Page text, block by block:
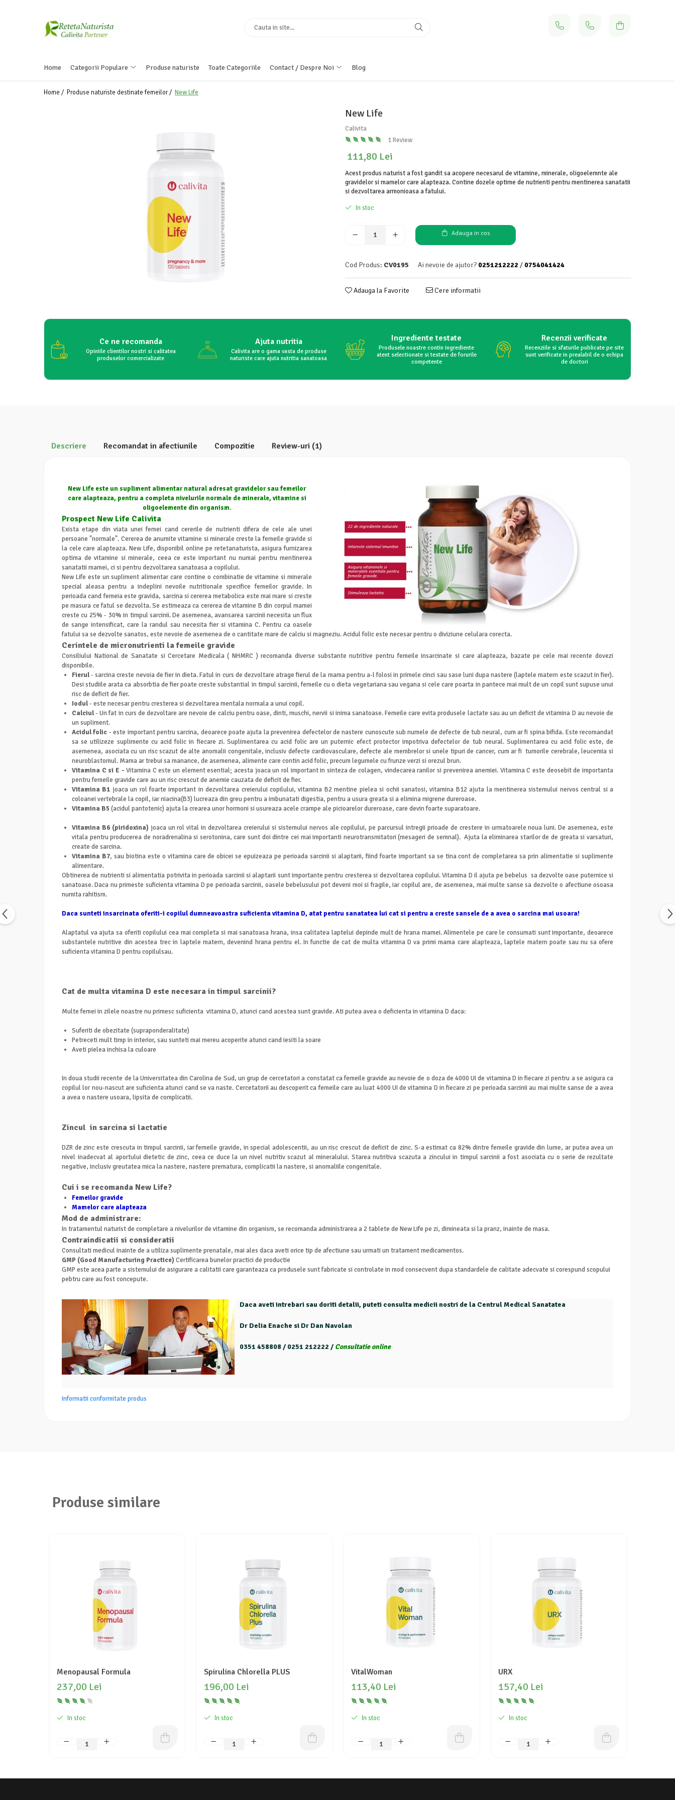
Categorii Populare
Antistress / Stare depresie
Contact / Despre Noi
Home Categorii Populare Produse naturiste Toate Categoriile Contact / Despre Noi Blog
Home / Produse naturiste destinate femeilor / New Life
New Life
Calivita
1 Review
111,80 Lei
Acest produs naturist a fost gandit sa acopere necesarul de vitamine, minerale, oligoelemnte ale
gravidelor si mamelor care alapteaza. Contine dozele optime de nutrienti pentru mentinerea sanatatii
si dezvoltarea armonioasa a fatului.
In stoc
Adauga in cos
Cod Produs: CV0195 Ai nevoie de ajutor? 0251212222 / 0754041424
Adauga la Favorite Cere informatii
Ce ne recomanda
Opiniile clientilor nostri si calitatea
produselor comercializate
Ajuta nutritia
Calivita are o gama vasta de produse
naturiste care ajuta nutritia sanatoasa
Ingrediente testate
Produsele noastre contin ingrediente
atent selectionate si testate de forurile
competente
Recenzii verificate
Recenziile si sfaturile publicate pe site
sunt verificate in prealabil de o echipa
de doctori
Descriere Recomandat in afectiunile Compozitie Review-uri (1)
New Life este un supliment alimentar natural adresat gravidelor sau femeilor
care alapteaza, pentru a completa nivelurile normale de minerale, vitamine si
oligoelemente din organism.
Prospect New Life Calivita
Exista etape din viata unei femei cand cererile de nutrienti difera de cele ale unei
persoane "normale". Cererea de anumite vitamine si minerale creste la femeile gravide si
la cele care alapteaza. New Life, disponibil online pe retetanaturista, asigura furnizarea
optima de vitamine si minerale, ceea ce este important nu numai pentru mentinerea
sanatatii mamei, ci si pentru dezvoltarea sanatoasa a copilului.
New Life este un supliment alimentar care contine o combinatie de vitamine si minerale
special aleasa pentru a indeplini nevoile nutritionale specifice femeilor gravide. In
perioada cand femeia este gravida, sarcina si cererea metabolica este mai mare si creste
pe masura ce fatul se dezvolta. Se estimeaza ca cererea de vitamine B din corpul mamei
creste cu 25% - 30% in timpul sarcinii. De asemenea, avansarea sarcinii necesita un flux
de sange intensificat, care la randul sau necesita fier si vitamina C. Pentru ca oasele
fatului sa se dezvolte sanatos, este nevoie de asemenea de o cantitate mare de calciu si magneziu. Acidul folic este necesar pentru o diviziune celulara corecta.
Cerintele de micronutrienti la femeile gravide
Consiliului National de Sanatate si Cercetare Medicala ( NHMRC ) recomanda diverse substante nutritive pentru femeile insarcinate si care alapteaza, bazate pe cele mai recente dovezi
disponibile.
Fierul- sarcina creste nevoia de fier in dieta. Fatul in curs de dezvoltare atrage fierul de la mama pentru a-l folosi in primele cinci sau sase luni dupa nastere (laptele matern este scazut in fier).
Desi studiile arata ca absorbtia de fier poate creste substantial in timpul sarcinii, femeile cu o dieta vegetariana sau vegana si cele care poarta in pantece mai mult de un copil sunt supuse unui
risc de deficit de fier.
Iodul- este necesar pentru cresterea si dezvoltarea mentala normala a unui copil.
Calciul- Un fat in curs de dezvoltare are nevoie de calciu pentru oase, dinti, muschi, nervii si inima sanatoase. Femeile care evita produsele lactate sau au un deficit de vitamina D au nevoie de
un supliment.
Acidul folic - este important pentru sarcina, deoarece poate ajuta la prevenirea defectelor de nastere cunoscute sub numele de defecte de tub neural, cum ar fi spina bifida. Este recomandat
sa se utilizeze suplimente cu acid folic in fiecare zi. Suplimentarea cu acid folic are un puternic efect protector impotriva defectelor de tub neural. Suplimentarea cu acid folic este, de
asemenea, asociata cu un risc scazut de alte anomalii congenitale, inclusiv defecte cardiovasculare, defecte ale membrelor si unele tipuri de cancer, cum ar fi tumorile cerebrale, leucemia si
neuroblastomul. Mama ar trebui sa manance, de asemenea, alimente care contin acid folic, precum legumele cu frunze verzi si orezul brun.
Vitamina C si E -Vitamina C este un element esential; acesta joaca un rol important in sinteza de colagen, vindecarea ranilor si prevenirea anemiei. Vitamina C este deosebit de importanta
pentru femeile gravide care au un risc crescut de anemie cauzata de deficit de fier.
Vitamina B1 joaca un rol foarte important in dezvoltarea creierului copilului, vitamina B2 mentine pielea si ochii sanatosi, vitamina B12 ajuta la mentinerea sistemului nervos central si a
coloanei vertebrale la copil, iar niacina(B3) lucreaza din greu pentru a imbunatati digestia, pentru a usura greata si a elimina migrene dureroase.
Vitamina B5 (acidul pantotenic) ajuta la crearea unor hormoni si usureaza acele crampe ale picioarelor dureroase, care devin foarte suparatoare.
Vitamina B6 (piridoxina) joaca un rol vital in dezvoltarea creierului si sistemului nervos ale copilului, pe parcursul intregii prioade de crestere in urmatoarele noua luni. De asemenea, este
vitala pentru producerea de noradrenalina si serotonina, care sunt doi dintre cei mai importanti neurotransmitatori (mesageri de semnal). Ajuta la eliminarea starilor de de greata si varsaturi,
create de sarcina.
Vitamina B7, sau biotina este o vitamina care de obicei se epuizeaza pe perioada sarcinii si alaptarii, fiind foarte important sa se tina cont de completarea sa prin alimentatie si suplimente
alimentare.
Obtinerea de nutrienti si alimentatia potrivita in perioada sarcinii si alaptarii sunt importante pentru cresterea si dezvoltarea copilului. Vitamina D il ajuta pe bebelus sa dezvolte oase puternice si
sanatoase. Daca nu primeste suficienta vitamina D pe perioada sarcinii, oasele bebelusului pot deveni moi si fragile, iar copilul are, de asemenea, mai multe sanse sa dezvolte o afectiune osoasa
numita rahitism.
Daca sunteti insarcinata oferiti-i copilul dumneavoastra suficienta vitamina D, atat pentru sanatatea lui cat si pentru a creste sansele de a avea o sarcina mai usoara!
Alaptatul va ajuta sa oferiti copilului cea mai completa si mai sanatoasa hrana, insa calitatea laptelui depinde mult de hrana mamei. Alimentele pe care le consumati sunt importante, deoarece
substantele nutritive din acestea trec in laptele matern, devenind hrana pentru el. In functie de cat de multa vitamina D va primi mama care alapteaza, laptele matern poate sau nu sa ofere
suficienta vitamina D pentru copilulsau.
Cat de multa vitamina D este necesara in timpul sarcinii?
Multe femei in zilele noastre nu primesc suficienta vitamina D, atunci cand acestea sunt gravide. Ati putea avea o deficienta in vitamina D daca:
Suferiti de obezitate (supraponderalitate)
Petreceti mult timp in interior, sau sunteti mai mereu acoperite atunci cand iesiti la soare
Aveti pielea inchisa la culoare
In doua studii recente de la Universitatea din Carolina de Sud, un grup de cercetatori a constatat ca femeile gravide au nevoie de o doza de 4000 UI de vitamina D in fiecare zi pentru a se asigura ca
copilul lor nou-nascut are suficienta atunci cand se va naste. Cercetatorii au descoperit ca femeile care au luat 4000 UI de vitamina D in fiecare zi pe perioada sarcinii au mai multe sanse de a avea
a avea o nastere usoara, lipsita de complicatii.
Zincul in sarcina si lactatie
DZR de zinc este crescuta in timpul sarcinii, iar femeile gravide, in special adolescentii, au un risc crescut de deficit de zinc. S-a estimat ca 82% dintre femeile gravide din lume, ar putea avea un
nivel inadecvat al aportului dietetic de zinc, ceea ce duce la un nivel nutritiv scazut al mineralului. Starea nutritiva scazuta a zincului in timpul sarcinii a fost asociata cu o serie de rezultate
negative, inclusiv greutatea mica la nastere, nastere prematura, complicatii la nastere, si anomaliile congenitale.
Cui i se recomanda New Life?
Femeilor gravide
Mamelor care alapteaza
Mod de administrare:
In tratamentul naturist de completare a nivelurilor de vitamine din organism, se recomanda administrarea a 2 tablete de New Life pe zi, dimineata si la pranz, inainte de masa.
Contraindicatii si consideratii
Consultati medicul inainte de a utiliza suplimente prenatale, mai ales daca aveti orice tip de afectiune sau urmati un tratament medicamentos.
GMP (Good Manufacturing Practice) Certificarea bunelor practici de productie
GMP este acea parte a sistemului de asigurare a calitatii care garanteaza ca produsele sunt fabricate si controlate in mod consecvent dupa standardele de calitate adecvate si corespund scopului
pebtru care au fost concepute.
Daca aveti intrebari sau doriti detalii, puteti consulta medicii nostri de la Centrul Medical Sanatatea
Dr Delia Enache si Dr Dan Navolan
0351 458808 / 0251 212222 / Consultatie online
Informatii conformitate produs
Produse similare
Menopausal Formula
237,00 Lei
In stoc
Spirulina Chlorella PLUS
196,00 Lei
In stoc
VitalWoman
113,40 Lei
In stoc
URX
157,40 Lei
In stoc